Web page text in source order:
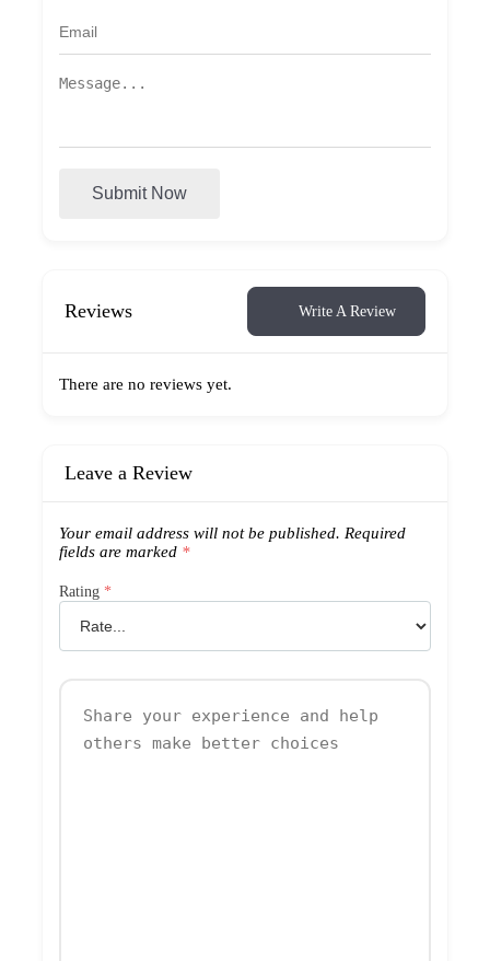
Submit Now
Reviews Write A Review
There are no reviews yet.
Leave a Review
Your email address will not be published. Required
fields are marked *
Rating *